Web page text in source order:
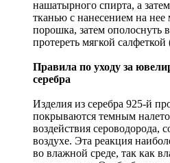
нашатырного спирта, а
тканью с нанесением на нее
порошка, затем ополоснуть
протереть мягкой
Правила по уходу за
серебра
Изделия из серебра 925-й
покрываются темным
воздействия сероводорода,
воздухе. Эта реакция
во влажной среде, так как